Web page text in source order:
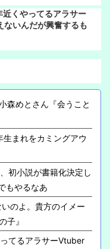
近くやってるアラサー
いんだが興奮するも
森めとさん『会うこと
生まれをカミングアウ
初小説が書籍化決定し
もやるなあ
のよ。貴方のイメー
子』
てるアラサーVtuber